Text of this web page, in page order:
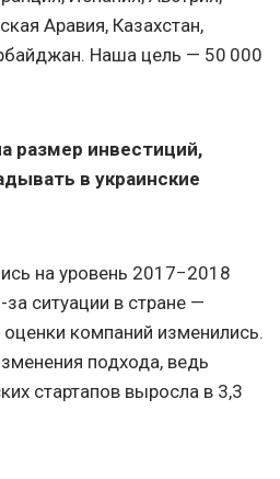
Аравия, Казахстан,
Наша цель — 50 000
размер инвестиций,
в украинские
на уровень 2017−2018
ситуации в стране —
оценки компаний изменились.
подхода, ведь
стартапов выросла в 3,3